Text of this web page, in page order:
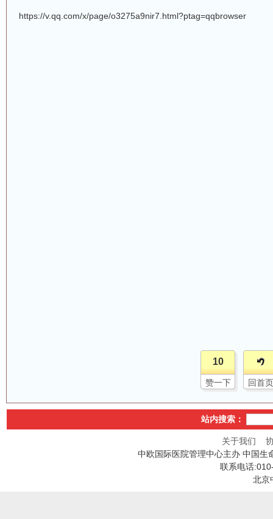
https://v.qq.com/x/page/o3275a9nir7.html?ptag=qqbrowser
10
赞一下 回首页
站内搜索：
关于我们
中欧国际医院管理中心主办 中国生
联系电话
北京